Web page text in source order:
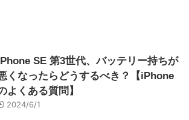
SE 第3世代、バッテリー持ちが
くなったらどうするべき？【iPhone
よくある質問】
2024/6/1